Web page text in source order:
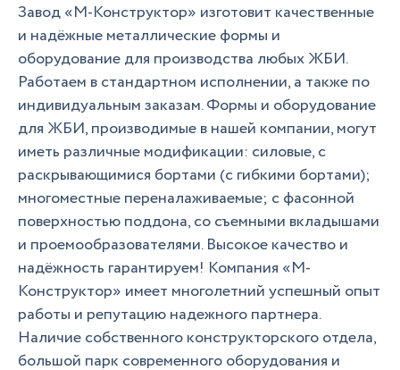
Завод «М-Конструктор» изготовит качественные
и надёжные металлические формы и
оборудование для производства любых ЖБИ.
Работаем в стандартном исполнении, а также по
индивидуальным заказам. Формы и оборудование
для ЖБИ, производимые в нашей компании, могут
иметь различные модификации: силовые, с
раскрывающимися бортами (с гибкими бортами);
многоместные переналаживаемые; с фасонной
поверхностью поддона, со съемными вкладышами
и проемообразователями. Высокое качество и
надёжность гарантируем! Компания «М-
Конструктор» имеет многолетний успешный опыт
работы и репутацию надежного партнера.
Наличие собственного конструкторского отдела,
большой парк современного оборудования и